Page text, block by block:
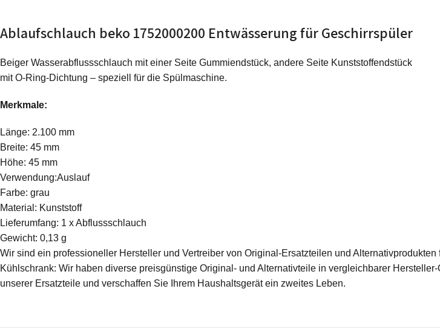
Ablaufschlauch beko 1752000200 Entwässerung für Geschirrspüler
Beiger Wasserabflussschlauch mit einer Seite Gummiendstück, andere Seite Kunststoffendstück
mit O-Ring-Dichtung – speziell für die Spülmaschine.
Merkmale:
Länge: 2.100 mm
Breite: 45 mm
Höhe: 45 mm
Verwendung:Auslauf
Farbe: grau
Material: Kunststoff
Lieferumfang: 1 x Abflussschlauch
Gewicht: 0,13 g
Wir sind ein professioneller Hersteller und Vertreiber von Original-Ersatzteilen und
Kühlschrank: Wir haben diverse preisgünstige Original- und Alternativteile in vergleichbarer
unserer Ersatzteile und verschaffen Sie Ihrem Haushaltsgerät ein zweites Leben.